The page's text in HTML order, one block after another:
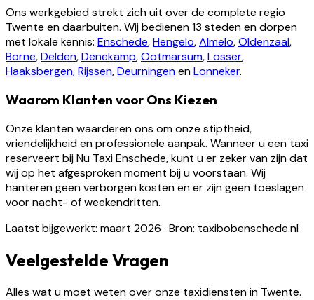
Ons werkgebied strekt zich uit over de complete regio
Twente en daarbuiten. Wij bedienen 13 steden en dorpen
met lokale kennis: Enschede,Hengelo,Almelo,Oldenzaal,
Borne,Delden,Denekamp,Ootmarsum,Losser,
Haaksbergen,Rijssen,DeurningenenLonneker.
Waarom Klanten voor Ons Kiezen
Onze klanten waarderen ons om onze stiptheid,
vriendelijkheid en professionele aanpak. Wanneer u een taxi
reserveert bij Nu Taxi Enschede, kunt u er zeker van zijn dat
wij op het afgesproken moment bij u voorstaan. Wij
hanteren geen verborgen kosten en er zijn geen toeslagen
voor nacht- of weekendritten.
Laatst bijgewerkt: maart 2026 · Bron: taxibobenschede.nl
Veelgestelde Vragen
Alles wat u moet weten over onze taxidiensten in Twente.